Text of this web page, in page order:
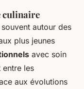
culinaire
autour des
plus jeunes
avec soin
les
aux évolutions